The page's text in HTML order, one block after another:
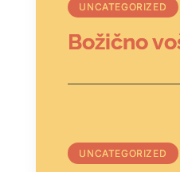
UNCATEGORIZED
Božično
UNCATEGORIZED